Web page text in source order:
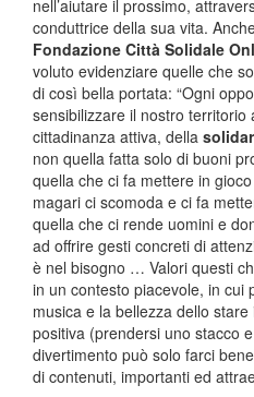
nell’aiutare il prossimo,
conduttrice della sua vita.
Fondazione Città Solidale
voluto evidenziare quelle che
di così bella portata: “Ogni
sensibilizzare il nostro
cittadinanza attiva, della
non quella fatta solo di buoni
quella che ci fa mettere in
magari ci scomoda e ci fa
quella che ci rende uomini e
ad offrire gesti concreti di
è nel bisogno … Valori questi
in un contesto piacevole, in cui
musica e la bellezza dello
positiva (prendersi uno stacco
divertimento può solo farci
di contenuti, importanti ed